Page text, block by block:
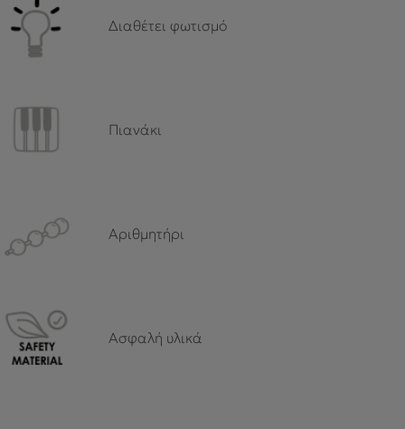
Διαθέτει φωτισμό
Πιανάκι
Αριθμητήρι
Ασφαλή υλικά